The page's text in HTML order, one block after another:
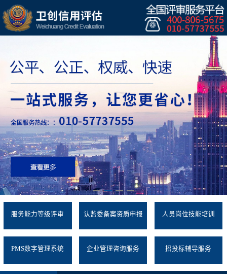
服务能力等级评审 认监委备案资质申报 人员岗位技能培训
PMS数字管理系统 企业管理咨询服务 招投标辅导服务